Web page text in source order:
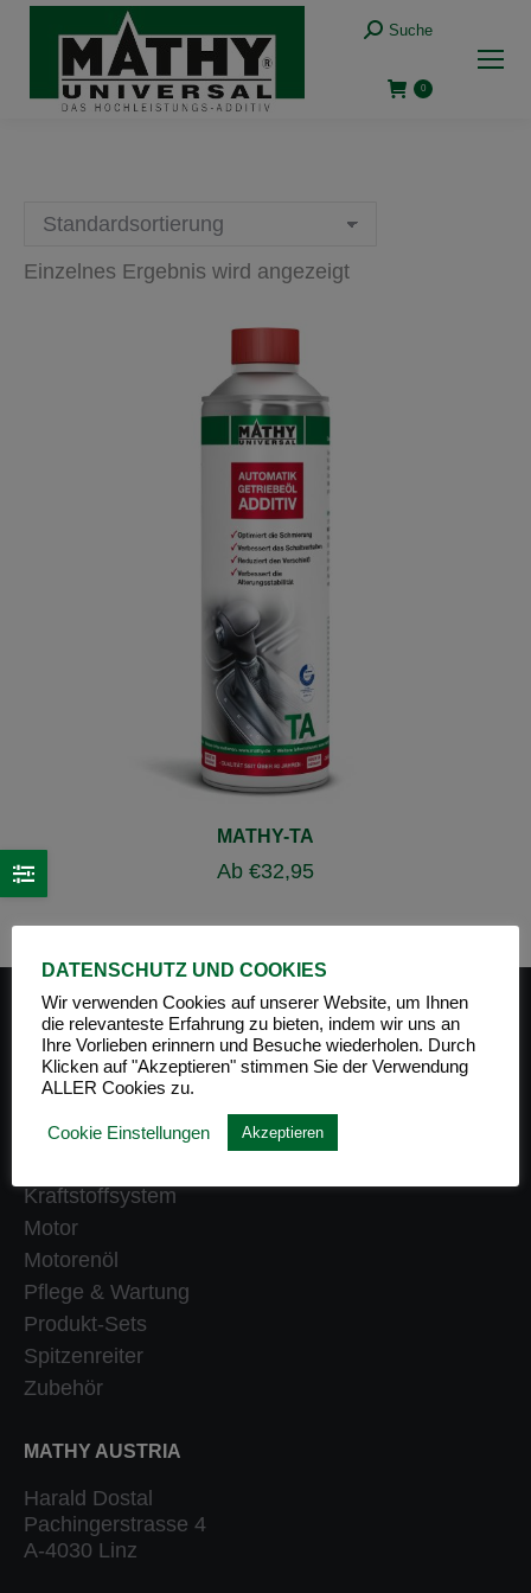
Suche:
Suche
0
Einzelnes Ergebnis wird angezeigt
MATHY-TA
Ab €32,95
PRODUKT-KATEGORIEN
Getriebe
Heizung
Kraftstoffsystem
Motor
Motorenöl
Pflege & Wartung
Produkt-Sets
Spitzenreiter
Zubehör
MATHY AUSTRIA
Harald Dostal
Pachingerstrasse 4
A-4030 Linz
DATENSCHUTZ UND COOKIES
Wir verwenden Cookies auf unserer Website, um Ihnen
die relevanteste Erfahrung zu bieten, indem wir uns an
Ihre Vorlieben erinnern und Besuche wiederholen. Durch
Klicken auf "Akzeptieren" stimmen Sie der Verwendung
ALLER Cookies zu.
Cookie Einstellungen Akzeptieren